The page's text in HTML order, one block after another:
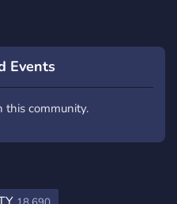
Events
this community.